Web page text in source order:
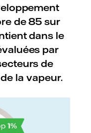
de 85 sur
dans le
par
de
la vapeur.